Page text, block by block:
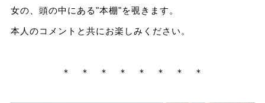
女の、頭の中にある"本棚"を覗きます。
本人のコメントと共にお楽しみください。
＊ ＊ ＊ ＊ ＊ ＊ ＊ ＊